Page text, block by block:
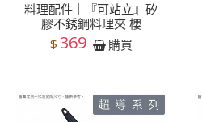
料理配件｜『可站立』矽
膠不銹鋼料理夾 櫻
$ 369 購買